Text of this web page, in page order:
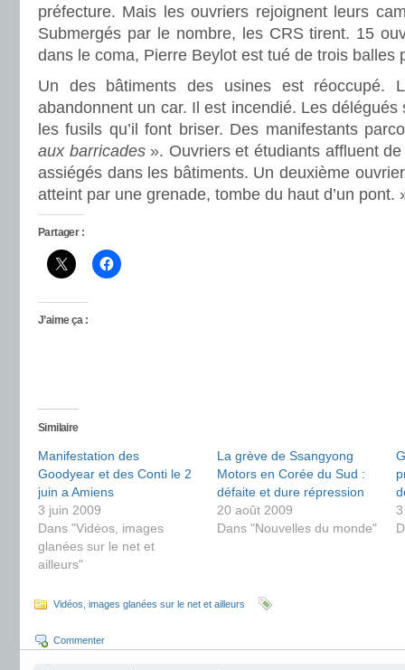
préfecture. Mais les ouvriers rejoignent leurs
Submergés par le nombre, les CRS tirent. 15
dans le coma, Pierre Beylot est tué de trois balles
Un des bâtiments des usines est réoccupé.
abandonnent un car. Il est incendié. Les
les fusils qu’il font briser. Des manifestants
aux barricades». Ouvriers et étudiants affluent
assiégés dans les bâtiments. Un deuxième
atteint par une grenade, tombe du haut d’un pont.
Partager :
J’aime ça :
Similaire
Manifestation des
Goodyear et des Conti le 2
juin a Amiens
3 juin 2009
Dans "Vidéos, images
glanées sur le net et
ailleurs"
La grève de Ssangyong
Motors en Corée du Sud :
défaite et dure répression
20 août 2009
Dans "Nouvelles du monde"
Vidéos, images glanées sur le net et ailleurs
Commenter